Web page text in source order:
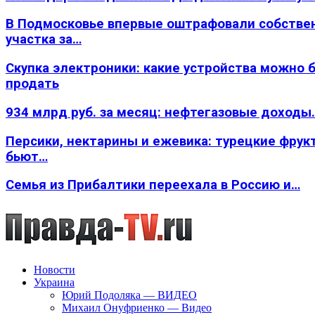
В Подмосковье впервые оштрафовали
участка за…
Скупка электроники: какие устройства можно
продать
934 млрд руб. за месяц: нефтегазовые
Персики, нектарины и ежевика: турецкие
бьют…
Семья из Прибалтики переехала в Россию и…
Новости
Украина
Юрий Подоляка — ВИДЕО
Михаил Онуфриенко — Видео